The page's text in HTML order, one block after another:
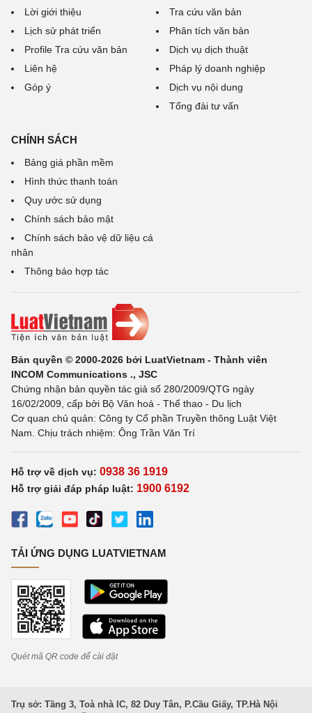
Lời giới thiệu
Lịch sử phát triển
Profile Tra cứu văn bản
Liên hệ
Góp ý
Tra cứu văn bản
Phân tích văn bản
Dịch vụ dịch thuật
Pháp lý doanh nghiệp
Dịch vụ nội dung
Tổng đài tư vấn
CHÍNH SÁCH
Bảng giá phần mềm
Hình thức thanh toán
Quy ước sử dụng
Chính sách bảo mật
Chính sách bảo vệ dữ liệu cá
nhân
Thông báo hợp tác
Bản quyền © 2000-2026 bởi LuatVietnam - Thành viên
INCOM Communications ., JSC
Chứng nhận bản quyền tác giả số 280/2009/QTG ngày
16/02/2009, cấp bởi Bộ Văn hoá - Thể thao - Du lịch
Cơ quan chủ quản: Công ty Cổ phần Truyền thông Luật Việt
Nam. Chịu trách nhiệm: Ông Trần Văn Trí
Hỗ trợ về dịch vụ: 0938 36 1919
Hỗ trợ giải đáp pháp luật: 1900 6192
TẢI ỨNG DỤNG LUATVIETNAM
Quét mã QR code để cài đặt
Trụ sở: Tầng 3, Toà nhà IC, 82 Duy Tân, P.Cầu Giấy, TP.Hà Nội